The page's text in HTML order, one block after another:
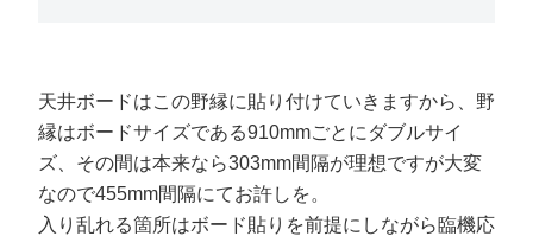
天井ボードはこの野縁に貼り付けていきますから、野
縁はボードサイズである910mmごとにダブルサイ
ズ、その間は本来なら303mm間隔が理想ですが大変
なので455mm間隔にてお許しを。
入り乱れる箇所はボード貼りを前提にしながら臨機応